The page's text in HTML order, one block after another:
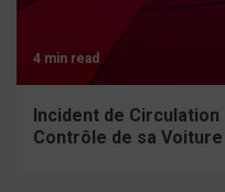
4 min read
Incident de
Contrôle de sa Voiture